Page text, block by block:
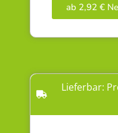
ab 2,92 €
Lieferbar: